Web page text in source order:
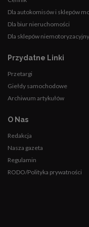
Dla autokomisów i sklepów
Dla biur nieruchomości
Dla sklepów
Przydatne Linki
Przetargi
Giełdy samochodowe
Archiwum artykułów
O Nas
Redakcja
Nasza gazeta
Regulamin
RODO/Polityka prywatności